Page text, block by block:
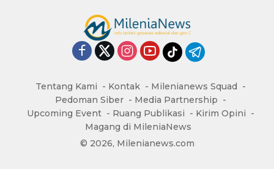
Tentang Kami Kontak
Milenianews Squad
Pedoman Siber
Media Partnership
Upcoming Event
Ruang Publikasi
Kirim Opini
Magang di MileniaNews
© 2026, Milenianews.com